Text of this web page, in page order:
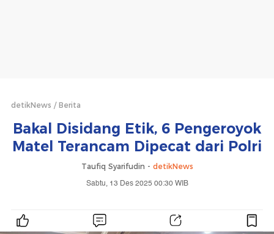
detikNews Berita
Bakal Disidang Etik, 6 Pengeroyok
Matel Terancam Dipecat dari Polri
Taufiq Syarifudin - detikNews
Sabtu, 13 Des 2025 00:30 WIB